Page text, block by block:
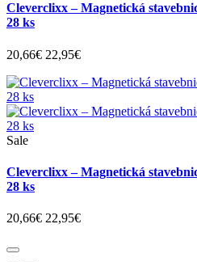
Cleverclixx – Magnetická
28 ks
20,66€ 22,95€
Sale
Cleverclixx – Magnetická
28 ks
20,66€ 22,95€